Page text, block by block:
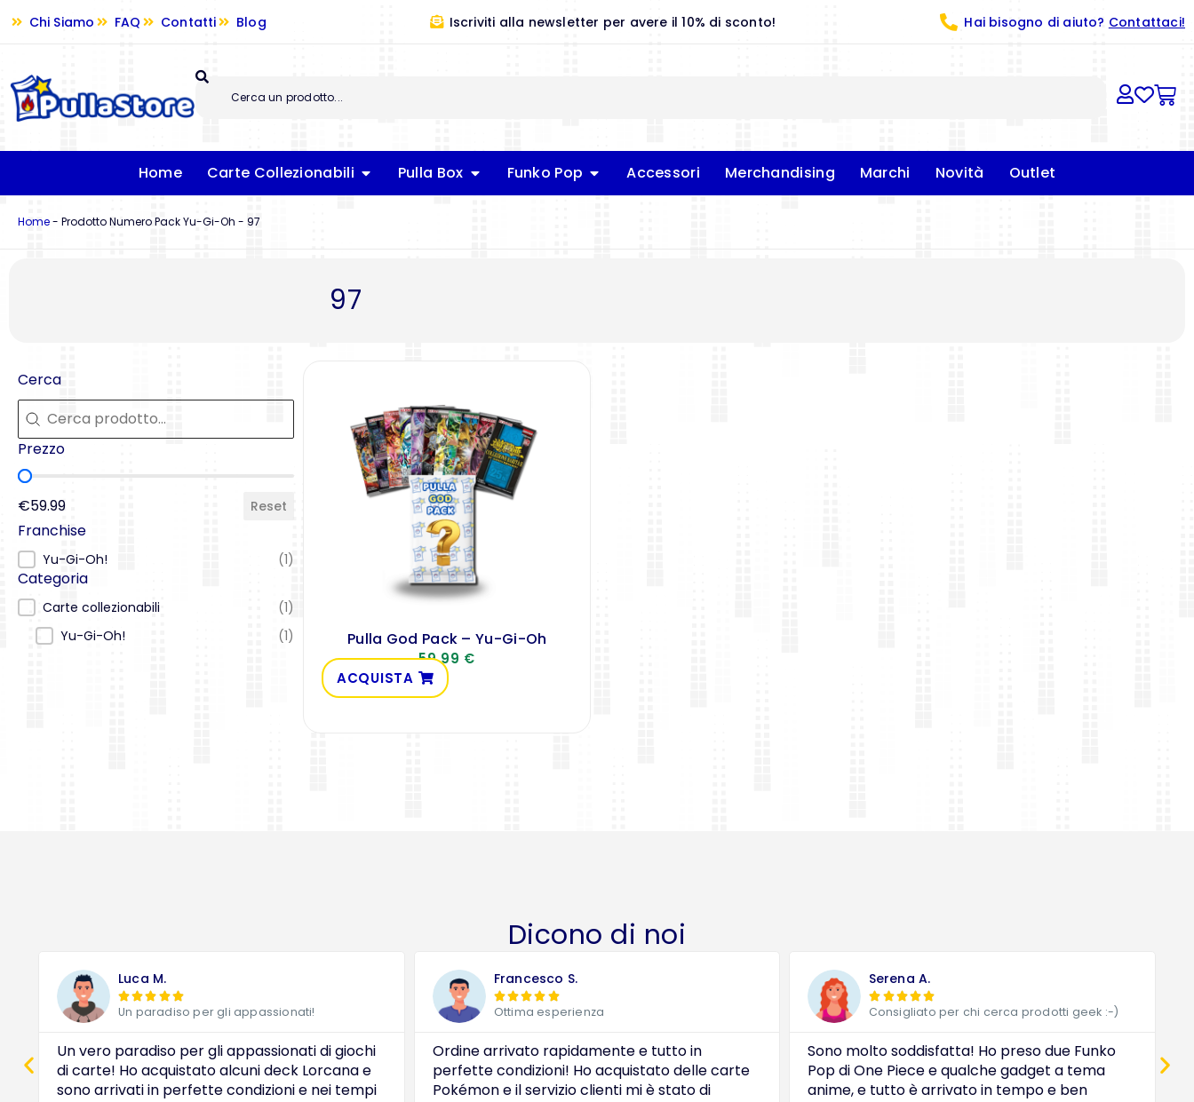
Chi Siamo FAQ Contatti Blog Iscriviti alla newsletter per avere il 10% di sconto! Hai bisogno di aiuto? Contattaci!
Home Carte Collezionabili Pulla Box Funko Pop Accessori Merchandising Marchi Novità Outlet
Home- Prodotto Numero Pack Yu-Gi-Oh - 97
97
Cerca
Cerca
Cerca
Prezzo
Prezzo
€59.99
Reset
Franchise
Franchise
Yu-Gi-Oh! (1)
Categoria
Categoria
Carte collezionabili
(1)
Yu-Gi-Oh!
(1) Pulla God Pack – Yu-Gi-Oh
59,99 €
ACQUISTA
Dicono di noi
Luca M.
 
Un paradiso per gli appassionati!
Un vero paradiso per gli appassionati di giochi
di carte! Ho acquistato alcuni deck Lorcana e
sono arrivati in perfette condizioni e nei tempi
Francesco S.
 
Ottima esperienza
Ordine arrivato rapidamente e tutto in
perfette condizioni! Ho acquistato delle carte
Pokémon e il servizio clienti mi è stato di
Serena A.
 
Consigliato per chi cerca prodotti geek :-)
Sono molto soddisfatta! Ho preso due Funko
Pop di One Piece e qualche gadget a tema
anime, e tutto è arrivato in tempo e ben